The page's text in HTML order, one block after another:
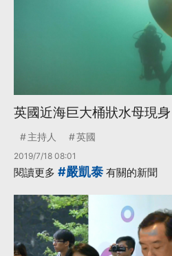
英國近海巨大桶狀水母現
主持人 英國
2019/7/18 08:01
閱讀更多 #嚴凱泰 有關的新聞